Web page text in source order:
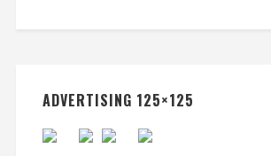
ADVERTISING 125×125